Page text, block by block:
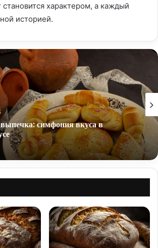
характером, а каждый
историей.
симфония вкуса в